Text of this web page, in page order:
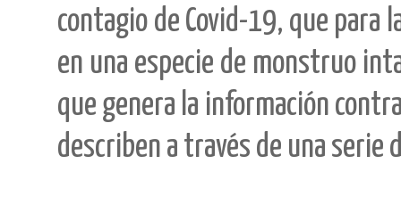
contagio de Covid-19, que para
en una especie de monstruo
que genera la información
describen a través de una serie